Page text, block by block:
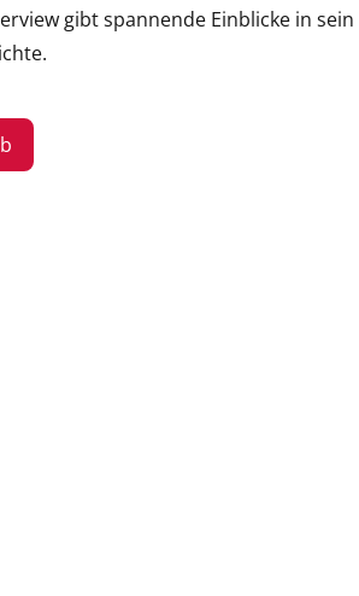
gibt spannende Einblicke in sein